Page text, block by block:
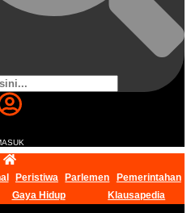
Peristiwa Parlemen
Pemerintahan
Gaya Hidup Klausapedia